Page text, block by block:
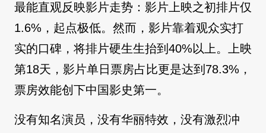
最能直观反映影片走势：影片上映之初排片仅
1.6%，起点极低。然而，影片靠着观众实打
实的口碑，将排片硬生生抬到40%以上。上映
第18天，影片单日票房占比更是达到78.3%，
票房效能创下中国影史第一。
没有知名演员，没有华丽特效，没有激烈冲